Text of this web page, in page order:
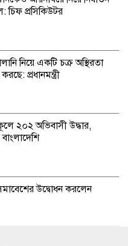
চিফ প্রসিকিউটর
নিয়ে একটি চক্র অস্থিরতা
প্রধানমন্ত্রী
২০২ অভিবাসী উদ্ধার,
উদ্বোধন করলেন